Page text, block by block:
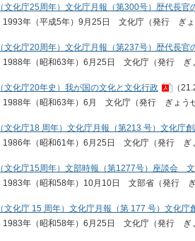
（文化庁25周年）文化庁月報（第300号）歴代長官
1993年（平成5年）9月25日
文化庁（発行 ぎ
（文化庁20周年）文化庁月報（第237号）歴代長官
1988年（昭和63年）6月25日
文化庁（発行 ぎ
（文化庁20年史）我が国の文化と文化行政
（
1988年（昭和63年）6月
文化庁（発行 ぎょう
（文化庁18 周年）文化庁月報（第213 号）文化庁
1986年（昭和61年）6月25日
文化庁（発行 ぎ
（文化庁15周年）文部時報（第1277号）座談会
1983年（昭和58年）10月10日
文部省（発行
（文化庁 15 周年）文化庁月報（第 177 号）文化庁
1983年（昭和58年）6月25日
文化庁（発行 ぎ